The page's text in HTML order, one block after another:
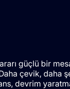
güçlü bir
çevik, daha
devrim